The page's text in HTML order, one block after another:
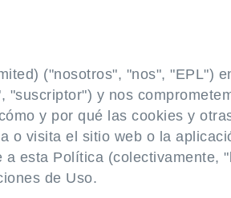
("nosotros", "nos", "EPL")
y nos
y por qué las cookies y
o visita el sitio web o la
esta Política (colectivamente,
de Uso.